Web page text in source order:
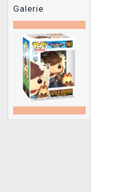
Galerie